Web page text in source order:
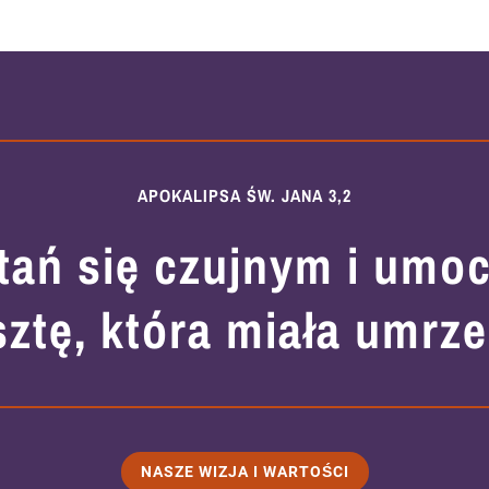
APOKALIPSA ŚW. JANA 3,2
się czujnym i
która miała
NASZE WIZJA I WARTOŚCI